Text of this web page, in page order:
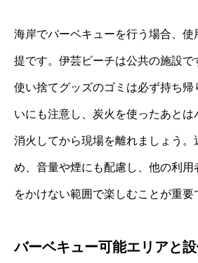
海岸でバーベキューを行う場合、使
提です。伊芸ビーチは公共の施設で
使い捨てグッズのゴミは必ず持ち帰
いにも注意し、炭火を使ったあとは
消火してから現場を離れましょう。
め、音量や煙にも配慮し、他の利用
をかけない範囲で楽しむことが重要
バーベキュー可能エリアと